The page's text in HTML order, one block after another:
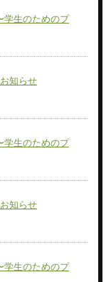
学生のためのプ
知らせ
学生のためのプ
知らせ
学生のためのプ